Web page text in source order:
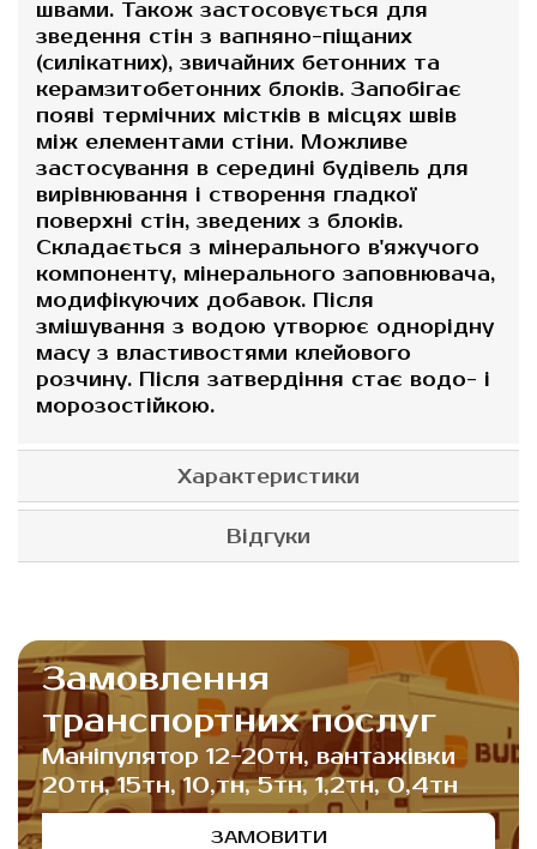
швами. Також застосовується для
зведення стін з вапняно-піщаних
(силікатних), звичайних бетонних та
керамзитобетонних блоків. Запобігає
появі термічних містків в місцях швів
між елементами стіни. Можливе
застосування в середині будівель для
вирівнювання і створення гладкої
поверхні стін, зведених з блоків.
Складається з мінерального в'яжучого
компоненту, мінерального заповнювача,
модифікуючих добавок. Після
змішування з водою утворює однорідну
масу з властивостями клейового
розчину. Після затвердіння стає водо- і
морозостійкою.
Характеристики
Відгуки
Замовлення
транспортних послуг
Маніпулятор 12-20тн, вантажівки
20тн, 15тн, 10,тн, 5тн, 1,2тн, 0,4тн
ЗАМОВИТИ